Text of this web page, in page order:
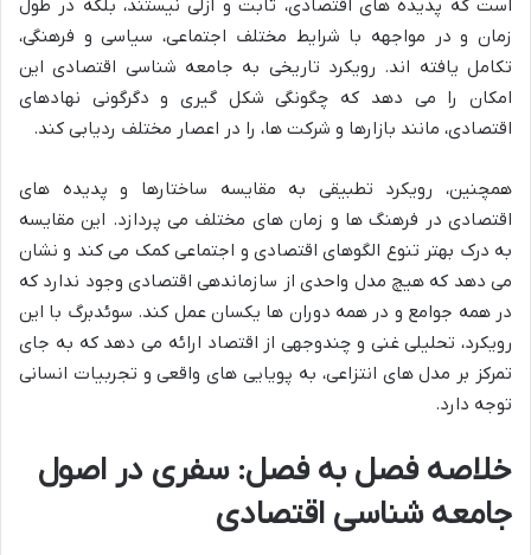
است که پدیده های اقتصادی، ثابت و ازلی نیستند، بلکه در طول
زمان و در مواجهه با شرایط مختلف اجتماعی، سیاسی و فرهنگی،
تکامل یافته اند. رویکرد تاریخی به جامعه شناسی اقتصادی این
امکان را می دهد که چگونگی شکل گیری و دگرگونی نهادهای
اقتصادی، مانند بازارها و شرکت ها، را در اعصار مختلف ردیابی کند.
همچنین، رویکرد تطبیقی به مقایسه ساختارها و پدیده های
اقتصادی در فرهنگ ها و زمان های مختلف می پردازد. این مقایسه
به درک بهتر تنوع الگوهای اقتصادی و اجتماعی کمک می کند و نشان
می دهد که هیچ مدل واحدی از سازماندهی اقتصادی وجود ندارد که
در همه جوامع و در همه دوران ها یکسان عمل کند. سوئدبرگ با این
رویکرد، تحلیلی غنی و چندوجهی از اقتصاد ارائه می دهد که به جای
تمرکز بر مدل های انتزاعی، به پویایی های واقعی و تجربیات انسانی
توجه دارد.
خلاصه فصل به فصل: سفری در اصول
جامعه شناسی اقتصادی